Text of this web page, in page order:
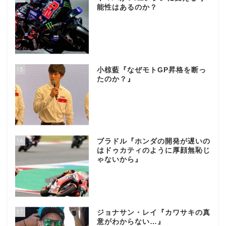
能性はあるのか？
15
小椋藍『なぜモトGP昇格を断っ
たのか？』
16
ブラドル『ホンダの開発が遅いの
はドゥカティのように厚顔無恥じ
ゃないから』
17
ジョナサン・レイ『カワサキの真
意がわからない…』